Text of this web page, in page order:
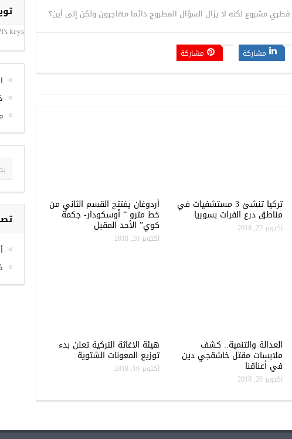
فطري مشروع لكنه لا يزال السؤال المطروح دائما مهاجرون ولكن إلى أين؟
مشاركة مشاركة
تركيا تنشئ 3 مستشفيات في
مناطق درع الفرات بسوريا
أكتوبر 22, 2018
أردوغان يفتتح القسم الثاني من
خط مترو ” أوسكودار- جكمة
كوي” الأحد المقبل
أكتوبر 20, 2018
العدالة والتنمية.. كشف
ملابسات مقتل خاشقجي دين
في أعناقنا
أكتوبر 20, 2018
هيئة الاغاثة التركية تعلن بدء
توزيع المعونات الشتوية
أكتوبر 19, 2018
keys